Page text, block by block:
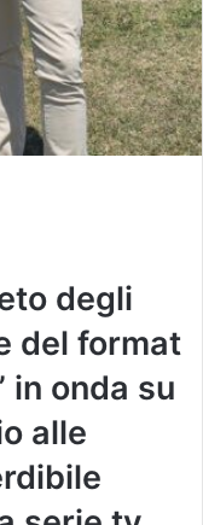
degli
del format
in onda su
alle